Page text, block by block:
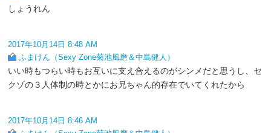
しょうれん
2017年10月14日 8:48 AM
ふまけん（Sexy Zone菊池風磨＆中島健人）
いい時もつらい時もお互いに支え合えるのがシンメだと思うし、セ
クゾの３人体制の時とかにお兄ちゃん的存在でいてくれたから
2017年10月14日 8:46 AM